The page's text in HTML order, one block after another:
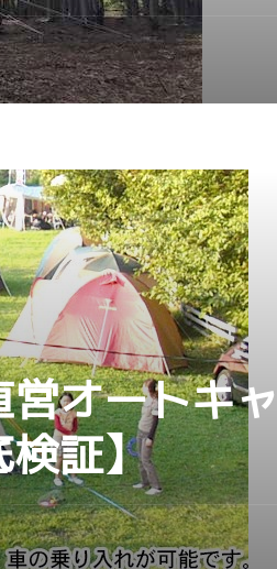
オートキ
検証】